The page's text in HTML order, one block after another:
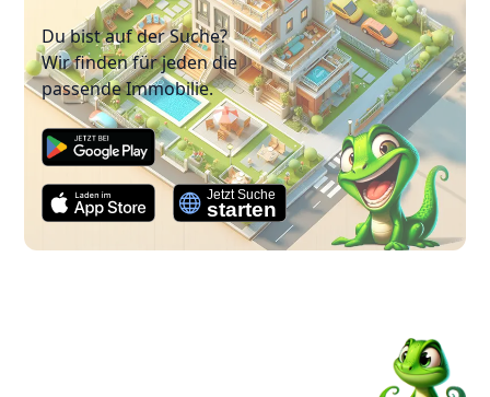
Du bist auf der Suche?
Wir finden für jeden die
passende Immobilie.